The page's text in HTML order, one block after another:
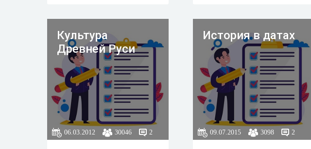
тест посвящен историческому
миллионов жителей, которое
заложило правовую основу
для создания новых
субъектов в составе
Российской Федерации.
Культура
Древней Руси
06.03.2012 30046 2
История в датах
09.07.2015 3098 2